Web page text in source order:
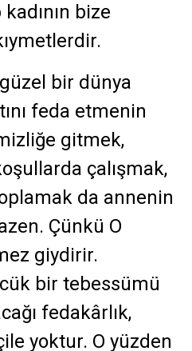
bize
bir dünya
feda etmenin
gitmek,
çalışmak,
da annenin
Çünkü O
giydirir.
bir tebessümü
fedakârlık,
yoktur. O yüzden